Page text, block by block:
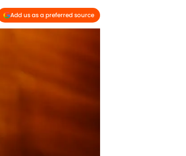
Add us as a preferred source